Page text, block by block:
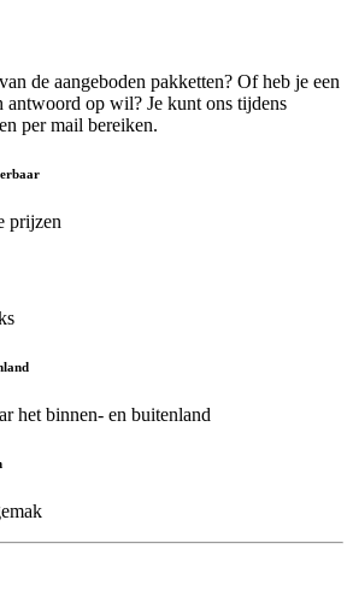
de aangeboden pakketten? Of heb je een
antwoord op wil? Je kunt ons tijdens
per mail bereiken.
prijzen
het binnen- en buitenland